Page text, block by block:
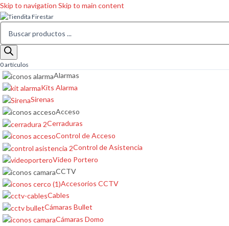
Skip to navigation Skip to main content
0artículos
Alarmas
Kits Alarma
Sirenas
Acceso
Cerraduras
Control de Acceso
Control de Asistencia
Video Portero
CCTV
Accesorios CCTV
Cables
Cámaras Bullet
Cámaras Domo